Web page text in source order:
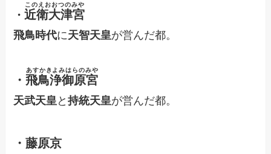
・近衛大津宮
このえおおつのみや
飛鳥時代に天智天皇が営んだ都。
・飛鳥浄御原宮
あすかきよみはらのみや
天武天皇 と持統天皇が営んだ都。
・藤原京